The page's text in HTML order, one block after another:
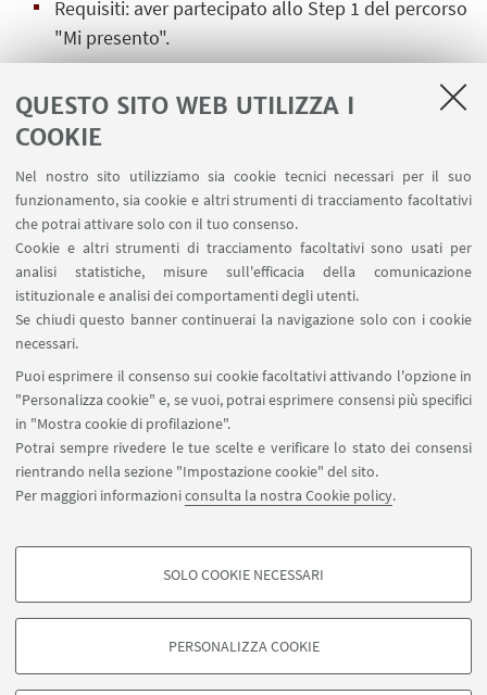
QUESTO SITO WEB UTILIZZA I
COOKIE
Nel nostro sito utilizziamo sia cookie tecnici necessari per il suo
funzionamento, sia cookie e altri strumenti di tracciamento facoltativi
che potrai attivare solo con il tuo consenso.
Cookie e altri strumenti di tracciamento facoltativi sono usati per
analisi statistiche, misure sull'efficacia della comunicazione
istituzionale e analisi dei comportamenti degli utenti.
Se chiudi questo banner continuerai la navigazione solo con i cookie
necessari.
Puoi esprimere il consenso sui cookie facoltativi attivando l'opzione in
"Personalizza cookie" e, se vuoi, potrai esprimere consensi più specifici
in "Mostra cookie di profilazione".
Potrai sempre rivedere le tue scelte e verificare lo stato dei consensi
rientrando nella sezione "Impostazione cookie" del sito.
Per maggiori informazioniconsulta la nostra Cookie policy.
COOKIE DI PROFILAZIONE - FACOLTATIVI
degli utenti, creare profili in base al loro comportamento sul sito, per analisi
di marketing.
SOLO COOKIE NECESSARI
PERSONALIZZA COOKIE
Requisiti: aver partecipato allo Step 1 del percorso
"Mi presento".
revisionare il CV, esercitarsi per brevi
autopresentazioni.
Partecipanti: massimo 10
Il laboratorio è in lingua italiana.
Nel caso tu non possa partecipare ti chiediamo di
cancellarti per tempo, in modo da lasciare ad altre
persone interessate la possibilità di iscriversi.
Ingresso gratuito con iscrizione obbligatoria.
Iscriviti suStudenti online
Contatti
©Copyright 2026 - ALMA MATER STUDIORUM - Università di